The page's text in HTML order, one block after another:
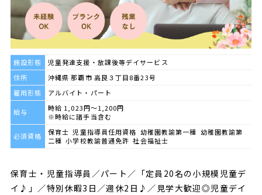
施設形態
児童発達支援・放課後等デイサービス
住所
沖縄県 那覇市 高良３丁目8番23号
雇用形態
アルバイト・パート
給与
時給 1,023円～1,200円
※時給に諸手当含む
必須資格
保育士 児童指導員任用資格 幼稚園教諭第一種 幼稚園教諭第
二種 小学校教諭普通免許 社会福祉士
保育士・児童指導員／パート／「定員20名の小規模児童デ
イ♪」／特別休暇3日／週休2日♪／見学大歓迎◎児童デイ